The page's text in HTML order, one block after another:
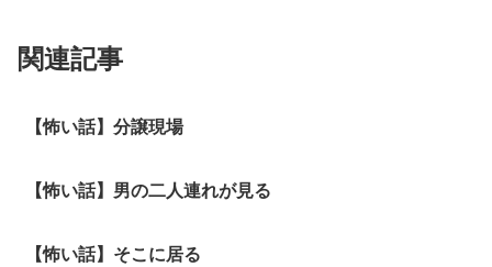
関連記事
【怖い話】分譲現場
【怖い話】男の二人連れが見る
【怖い話】そこに居る